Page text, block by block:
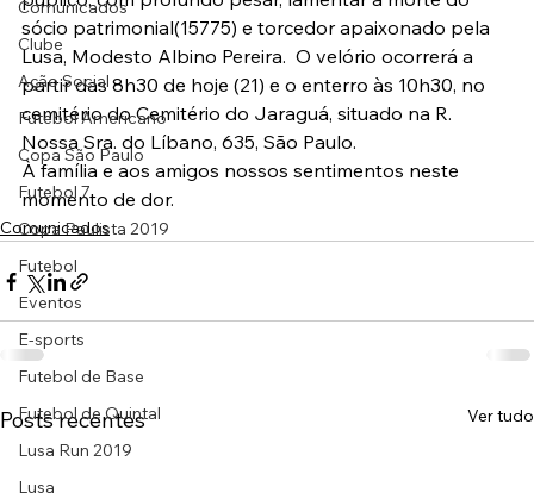
Comunicados
Clube
Ação Social
Futebol Americano
Copa São Paulo
Futebol 7
Copa Paulista 2019
Futebol
Eventos
E-sports
Futebol de Base
Futebol de Quintal
Lusa Run 2019
Lusa
sócio patrimonial(15775) e torcedor apaixonado pela
Lusa, Modesto Albino Pereira.  O velório ocorrerá a
partir das 8h30 de hoje (21) e o enterro às 10h30, no
cemitério do Cemitério do Jaraguá, situado na R.
Nossa Sra. do Líbano, 635, São Paulo.
À família e aos amigos nossos sentimentos neste
momento de dor.
Comunicados
Posts recentes Ver tudo